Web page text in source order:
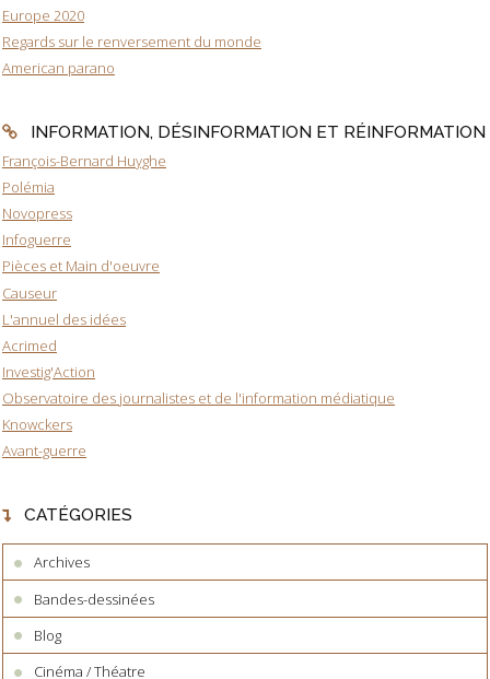
Europe 2020
Regards sur le renversement du monde
American parano
INFORMATION, DÉSINFORMATION ET RÉINFORMATION
François-Bernard Huyghe
Polémia
Novopress
Infoguerre
Pièces et Main d'oeuvre
Causeur
L'annuel des idées
Acrimed
Investig'Action
Observatoire des journalistes et de l'information médiatique
Knowckers
Avant-guerre
CATÉGORIES
Archives
Bandes-dessinées
Blog
Cinéma / Théatre